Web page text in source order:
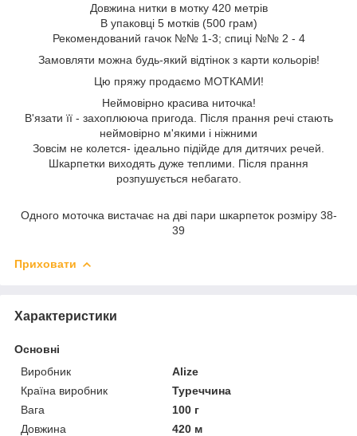
Довжина нитки в мотку 420 метрів
В упаковці 5 мотків (500 грам)
Рекомендований гачок №№ 1-3; спиці №№ 2 - 4
Замовляти можна будь-який відтінок з карти кольорів!
Цю пряжу продаємо МОТКАМИ!
Неймовірно красива ниточка!
В'язати її - захоплююча пригода. Після прання речі стають
неймовірно м'якими і ніжними
Зовсім не колется- ідеально підійде для дитячих речей.
Шкарпетки виходять дуже теплими. Після прання
розпушується небагато.
Одного моточка вистачає на дві пари шкарпеток розміру 38-
39
Приховати
Характеристики
Основні
Виробник
Alize
Країна виробник
Туреччина
Вага
100 г
Довжина
420 м